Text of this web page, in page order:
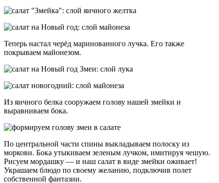
Теперь настал черёд маринованного лучка. Его также
покрываем майонезом.
Из яичного белка сооружаем голову нашей змейки и
выравниваем бока.
По центральной части спины выкладываем полоску из
моркови. Бока утыкиваем зеленым лучком, имитируя чешую.
Рисуем мордашку — и наш салат в виде змейки оживает!
Украшаем блюдо по своему желанию, подключив полет
собственной фантазии.